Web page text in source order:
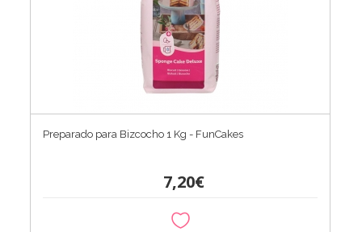
Preparado para Bizcocho 1 Kg - FunCakes
7,20€